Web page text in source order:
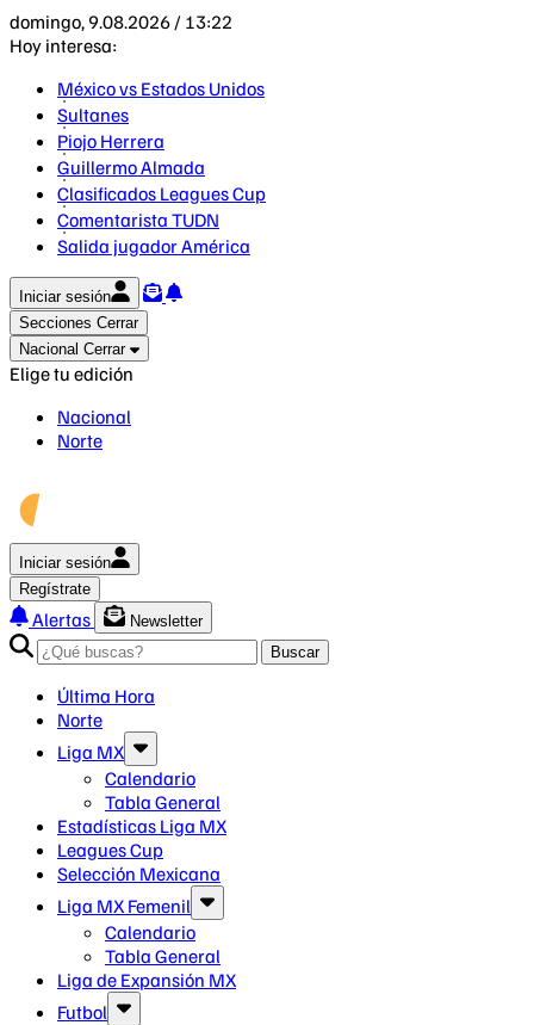
domingo, 9.08.2026 / 13:22
Hoy interesa:
México vs Estados Unidos
Sultanes
Piojo Herrera
Guillermo Almada
Clasificados Leagues Cup
Comentarista TUDN
Salida jugador América
Iniciar sesión
Secciones Cerrar
Nacional Cerrar
Elige tu edición
Nacional
Norte
Iniciar sesión
Regístrate
Alertas
Newsletter
Buscar
Última Hora
Norte
Liga MX
Calendario
Tabla General
Estadísticas Liga MX
Leagues Cup
Selección Mexicana
Liga MX Femenil
Calendario
Tabla General
Liga de Expansión MX
Futbol